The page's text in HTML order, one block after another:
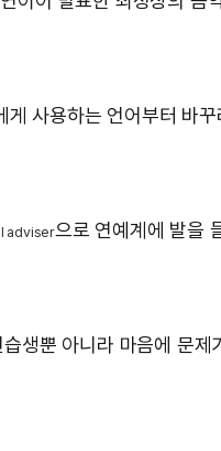
사용하는 언어부터 바
adviser으로 연예계에 발을
생뿐 아니라 마음에 문